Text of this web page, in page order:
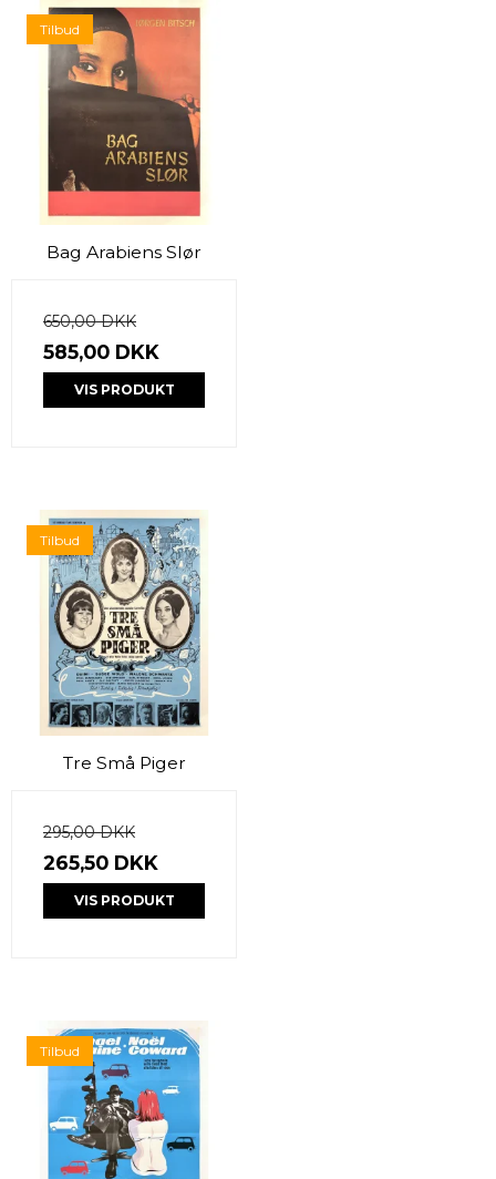
Tilbud
Bag Arabiens Slør
650,00 DKK
585,00 DKK
VIS PRODUKT
Tilbud
Tre Små Piger
295,00 DKK
265,50 DKK
VIS PRODUKT
Tilbud